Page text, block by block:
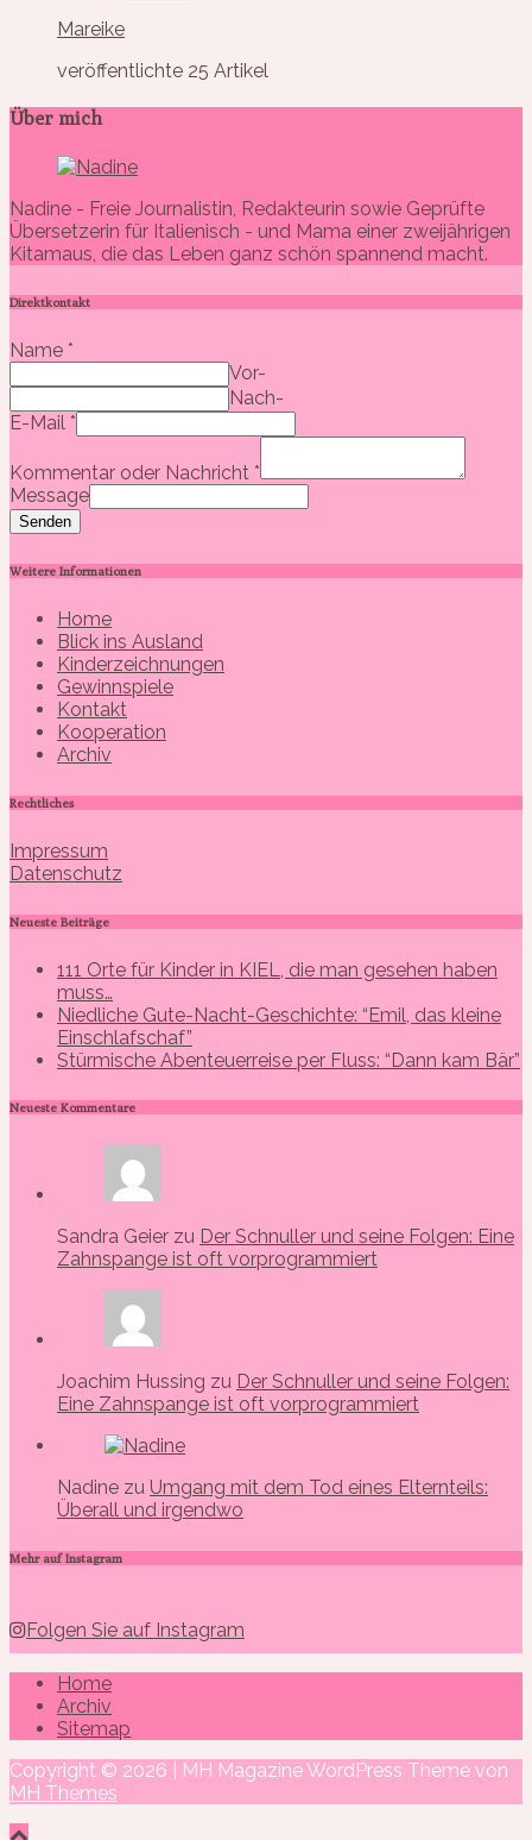
Mareike
veröffentlichte 25 Artikel
Über mich
Nadine - Freie Journalistin, Redakteurin sowie Geprüfte
Übersetzerin für Italienisch - und Mama einer zweijährigen
Kitamaus, die das Leben ganz schön spannend macht.
Direktkontakt
Name *
Vor-
Nach-
E-Mail *
Kommentar oder Nachricht *
Message
Senden
Weitere Informationen
Home
Blick ins Ausland
Kinderzeichnungen
Gewinnspiele
Kontakt
Kooperation
Archiv
Rechtliches
Impressum
Datenschutz
Neueste Beiträge
111 Orte für Kinder in KIEL, die man gesehen haben
muss…
Niedliche Gute-Nacht-Geschichte: “Emil, das kleine
Einschlafschaf”
Stürmische Abenteuerreise per Fluss: “Dann kam Bär”
Neueste Kommentare
Sandra Geier zu Der Schnuller und seine Folgen: Eine
Zahnspange ist oft vorprogrammiert
Joachim Hussing zu Der Schnuller und seine Folgen:
Eine Zahnspange ist oft vorprogrammiert
Nadine zu Umgang mit dem Tod eines Elternteils:
Überall und irgendwo
Mehr auf Instagram
Folgen Sie auf Instagram
Home
Archiv
Sitemap
Copyright © 2026 | MH Magazine WordPress Theme von
MH Themes